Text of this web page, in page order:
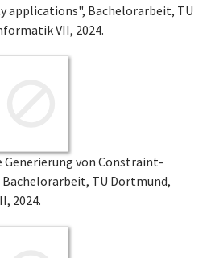
applications", Bachelorarbeit, TU
VII, 2024.
von Constraint-
TU Dortmund,
2024.